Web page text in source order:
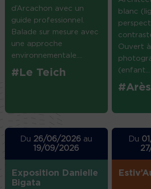
d’Arcachon avec un
guide professionnel.
Balade sur mesure avec
une approche
environnementale....
#Le Teich
blanc
Ouvert
(enfant...
#Arès
Du 26/06/2026 au
19/09/2026
Exposition Danielle
Bigata
Du